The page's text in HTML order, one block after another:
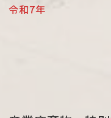
令和7年